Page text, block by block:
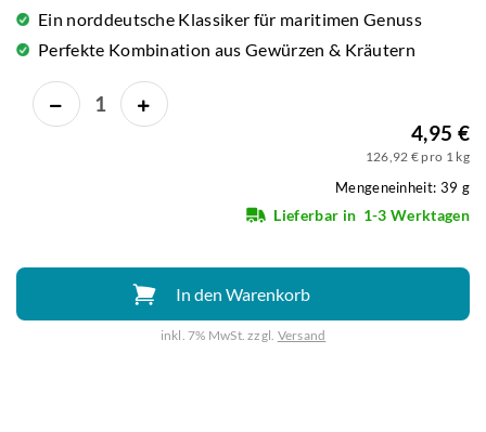
Ein norddeutsche Klassiker für maritimen Genuss
Perfekte Kombination aus Gewürzen & Kräutern
4,95 €
126,92 € pro 1 kg
Mengeneinheit: 39 g
Lieferbar in 1-3 Werktagen
In den Warenkorb
inkl. 7% MwSt. zzgl. Versand
Weiter mit